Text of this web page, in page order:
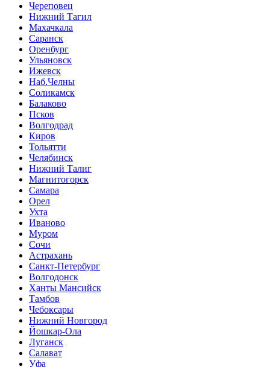
Череповец
Нижний Тагил
Махачкала
Саранск
Оренбург
Ульяновск
Ижевск
Наб.Челны
Соликамск
Балаково
Псков
Волгодрад
Киров
Тольятти
Челябинск
Нижний Талиг
Магнитогорск
Самара
Орел
Ухта
Иваново
Муром
Сочи
Астрахань
Санкт-Петербург
Волгодонск
Ханты Мансийск
Тамбов
Чебоксары
Нижний Новгород
Йошкар-Ола
Луганск
Салават
Уфа